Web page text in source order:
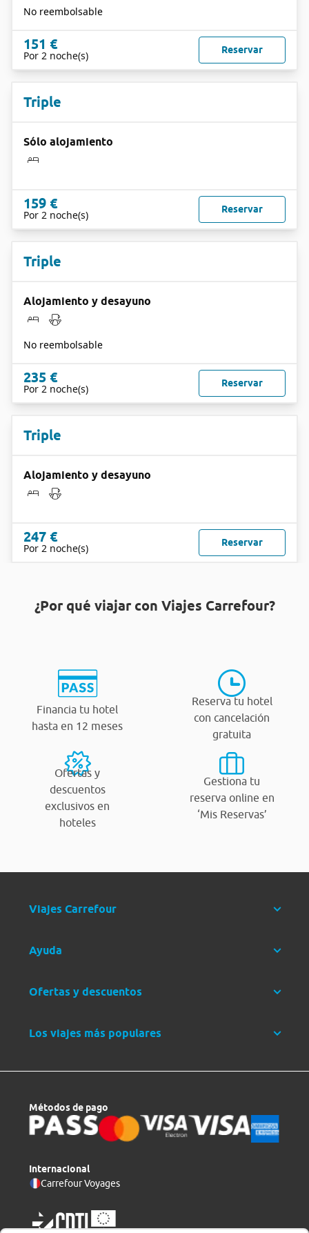
No reembolsable
151 €
Por 2 noche(s) Reservar
Triple
Sólo alojamiento
159 €
Por 2 noche(s) Reservar
Triple
Alojamiento y desayuno
No reembolsable
235 €
Por 2 noche(s) Reservar
Triple
Alojamiento y desayuno
247 €
Por 2 noche(s) Reservar
¿Por qué viajar con Viajes Carrefour?
Financia tu hotel
hasta en 12 meses
Reserva tu hotel
con cancelación
gratuita
Ofertas y
descuentos
exclusivos en
hoteles
Gestiona tu
reserva online en
‘Mis Reservas’
Viajes Carrefour
Ayuda
Ofertas y descuentos
Los viajes más populares
Métodos de pago
Internacional
Carrefour Voyages